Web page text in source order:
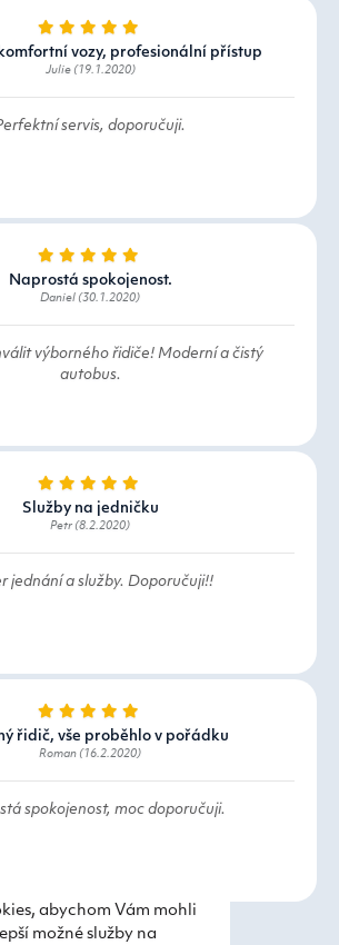
abychom Vám mohli
možné služby na
vozy, profesionální přístup
Julie (19.1.2020)
servis, doporučuji.
Naprostá spokojenost.
Daniel (30.1.2020)
výborného řidiče! Moderní a čistý
autobus.
Služby na jedničku
Petr (8.2.2020)
jednání a služby. Doporučuji!!
řidič, vše proběhlo v pořádku
Roman (16.2.2020)
spokojenost, moc doporučuji.